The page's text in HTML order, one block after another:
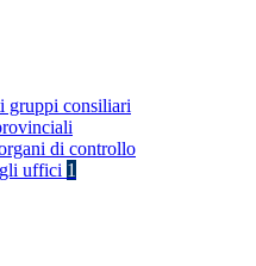
gruppi consiliari
di controllo
uffici 1